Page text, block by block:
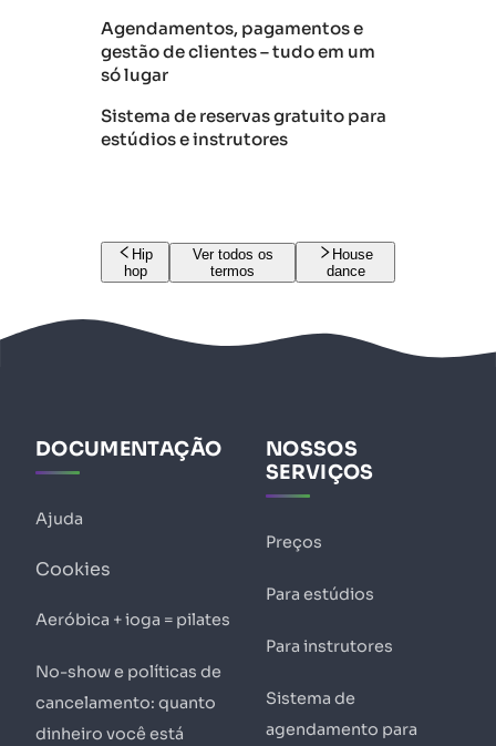
Agendamentos, pagamentos e
gestão de clientes – tudo em um
só lugar
Sistema de reservas gratuito para
estúdios e instrutores
Hip
hop
Ver todos os
termos
House
dance
DOCUMENTAÇÃO
Ajuda
Cookies
Aeróbica + ioga = pilates
No-show e políticas de
cancelamento: quanto
dinheiro você está
NOSSOS
SERVIÇOS
Preços
Para estúdios
Para instrutores
Sistema de
agendamento para